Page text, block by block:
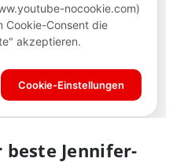
beste Jennifer-